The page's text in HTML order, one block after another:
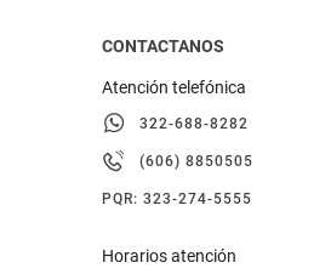
CONTACTANOS
Atención telefónica
322-688-8282
(606) 8850505
PQR: 323-274-5555
Horarios atención